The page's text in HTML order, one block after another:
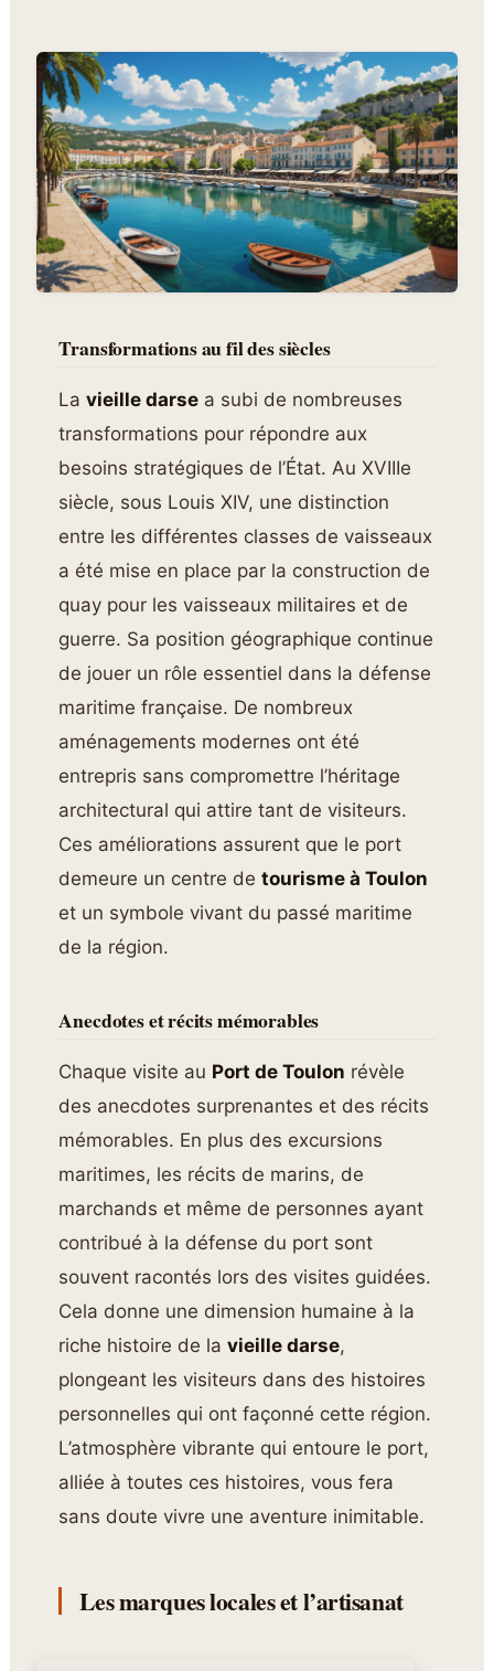
Transformations au fil des siècles
Lavieille darse a subi de nombreuses
transformations pour répondre aux
besoins stratégiques de l’État. Au XVIIIe
siècle, sous Louis XIV, une distinction
entre les différentes classes de vaisseaux
a été mise en place par la construction de
quay pour les vaisseaux militaires et de
guerre. Sa position géographique continue
de jouer un rôle essentiel dans la défense
maritime française. De nombreux
aménagements modernes ont été
entrepris sans compromettre l’héritage
architectural qui attire tant de visiteurs.
Ces améliorations assurent que le port
demeure un centre detourisme à Toulon
et un symbole vivant du passé maritime
de la région.
Anecdotes et récits mémorables
Chaque visite au Port de Toulon révèle
des anecdotes surprenantes et des récits
mémorables. En plus des excursions
maritimes, les récits de marins, de
marchands et même de personnes ayant
contribué à la défense du port sont
souvent racontés lors des visites guidées.
Cela donne une dimension humaine à la
riche histoire de lavieille darse,
plongeant les visiteurs dans des histoires
personnelles qui ont façonné cette région.
L’atmosphère vibrante qui entoure le port,
alliée à toutes ces histoires, vous fera
sans doute vivre une aventure inimitable.
Les marques locales et l’artisanat